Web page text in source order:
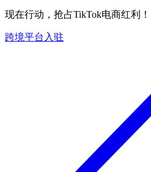
现在行动，抢占TikTok电商红利！
跨境平台入驻